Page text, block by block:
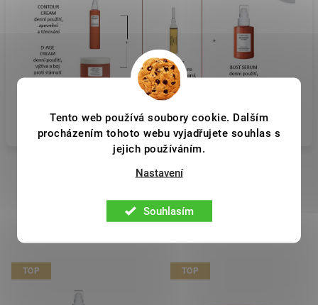
Tento web používá soubory cookie. Dalším
procházením tohoto webu vyjadřujete souhlas s
jejich používáním.
Nastavení
Souhlasím
Související produkty
TOP TOP